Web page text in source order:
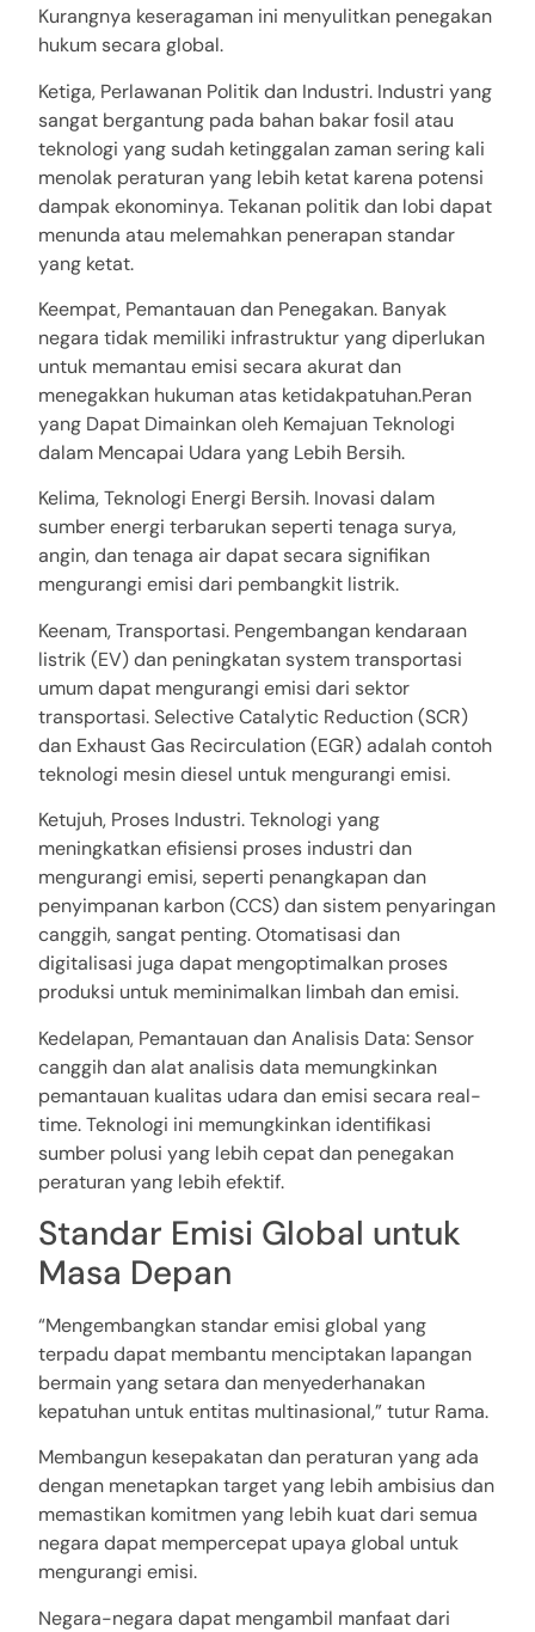
Kurangnya keseragaman ini menyulitkan penegakan
hukum secara global.
Ketiga, Perlawanan Politik dan Industri. Industri yang
sangat bergantung pada bahan bakar fosil atau
teknologi yang sudah ketinggalan zaman sering kali
menolak peraturan yang lebih ketat karena potensi
dampak ekonominya. Tekanan politik dan lobi dapat
menunda atau melemahkan penerapan standar
yang ketat.
Keempat, Pemantauan dan Penegakan. Banyak
negara tidak memiliki infrastruktur yang diperlukan
untuk memantau emisi secara akurat dan
menegakkan hukuman atas ketidakpatuhan.Peran
yang Dapat Dimainkan oleh Kemajuan Teknologi
dalam Mencapai Udara yang Lebih Bersih.
Kelima, Teknologi Energi Bersih. Inovasi dalam
sumber energi terbarukan seperti tenaga surya,
angin, dan tenaga air dapat secara signifikan
mengurangi emisi dari pembangkit listrik.
Keenam, Transportasi. Pengembangan kendaraan
listrik (EV) dan peningkatan system transportasi
umum dapat mengurangi emisi dari sektor
transportasi. Selective Catalytic Reduction (SCR)
dan Exhaust Gas Recirculation (EGR) adalah contoh
teknologi mesin diesel untuk mengurangi emisi.
Ketujuh, Proses Industri. Teknologi yang
meningkatkan efisiensi proses industri dan
mengurangi emisi, seperti penangkapan dan
penyimpanan karbon (CCS) dan sistem penyaringan
canggih, sangat penting. Otomatisasi dan
digitalisasi juga dapat mengoptimalkan proses
produksi untuk meminimalkan limbah dan emisi.
Kedelapan, Pemantauan dan Analisis Data: Sensor
canggih dan alat analisis data memungkinkan
pemantauan kualitas udara dan emisi secara real-
time. Teknologi ini memungkinkan identifikasi
sumber polusi yang lebih cepat dan penegakan
peraturan yang lebih efektif.
Standar Emisi Global untuk
Masa Depan
“Mengembangkan standar emisi global yang
terpadu dapat membantu menciptakan lapangan
bermain yang setara dan menyederhanakan
kepatuhan untuk entitas multinasional,” tutur Rama.
Membangun kesepakatan dan peraturan yang ada
dengan menetapkan target yang lebih ambisius dan
memastikan komitmen yang lebih kuat dari semua
negara dapat mempercepat upaya global untuk
mengurangi emisi.
Negara-negara dapat mengambil manfaat dari